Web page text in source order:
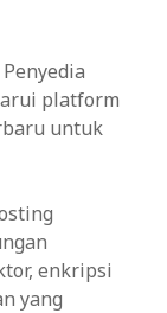
Penyedia
platform
untuk
enkripsi
yang